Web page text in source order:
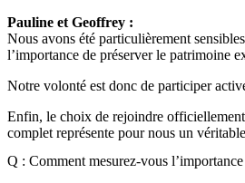
Pauline et Geoffrey :
Nous avons été particulièrement
l’importance de préserver le patrimoine
Notre volonté est donc de participer
Enfin, le choix de rejoindre officiellement
complet représente pour nous un
Q : Comment mesurez-vous